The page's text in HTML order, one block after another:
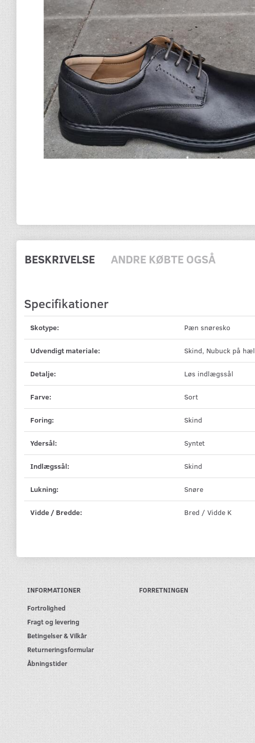
BESKRIVELSE ANDRE KØBTE OGSÅ
Specifikationer
Skotype: Pæn snøresko
Udvendigt materiale: Skind, Nubuck på hæl
Detalje: Løs indlægssål
Farve: Sort
Foring: Skind
Ydersål: Syntet
Indlægssål: Skind
Lukning: Snøre
Vidde / Bredde: Bred / Vidde K
INFORMATIONER
Fortrolighed
Fragt og levering
Betingelser & Vilkår
Returneringsformular
Åbningstider
FORRETNINGEN